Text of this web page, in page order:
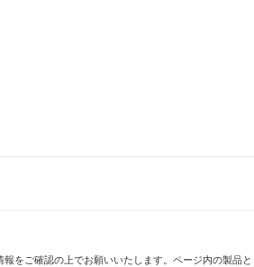
をご確認の上でお願いいたします。ページ内の製品